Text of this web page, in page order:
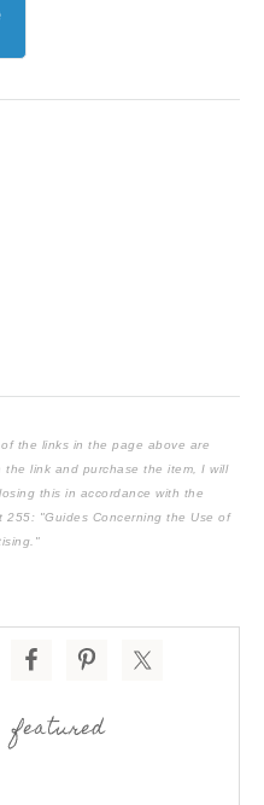
the links in the page above are
link and purchase the item, I will
this in accordance with the
255: "Guides Concerning the Use of
featured